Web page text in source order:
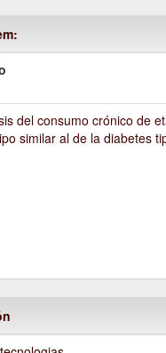
del consumo crónico de
similar al de la diabetes